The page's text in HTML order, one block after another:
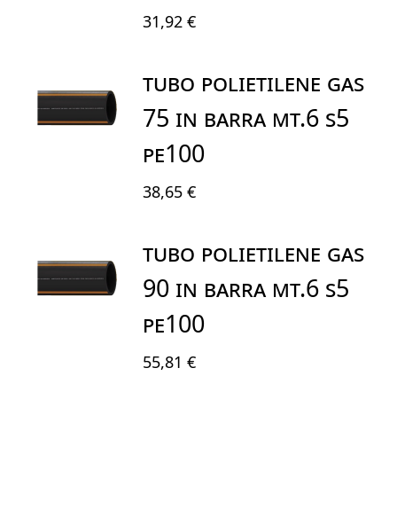
31,92 €
TUBO POLIETILENE GAS
75 IN BARRA MT.6 S5
PE100
38,65 €
TUBO POLIETILENE GAS
90 IN BARRA MT.6 S5
PE100
55,81 €